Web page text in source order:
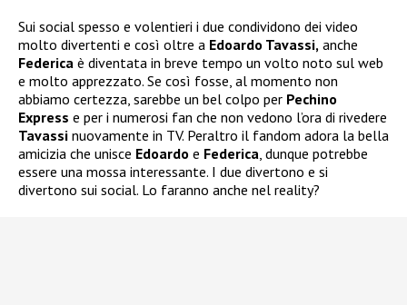
Sui social spesso e volentieri i due condividono dei video
molto divertenti e così oltre a Edoardo Tavassi, anche
Federica è diventata in breve tempo un volto noto sul web
e molto apprezzato. Se così fosse, al momento non
abbiamo certezza, sarebbe un bel colpo per Pechino
Express e per i numerosi fan che non vedono l’ora di rivedere
Tavassi nuovamente in TV. Peraltro il fandom adora la bella
amicizia che unisce Edoardo e Federica , dunque potrebbe
essere una mossa interessante. I due divertono e si
divertono sui social. Lo faranno anche nel reality?